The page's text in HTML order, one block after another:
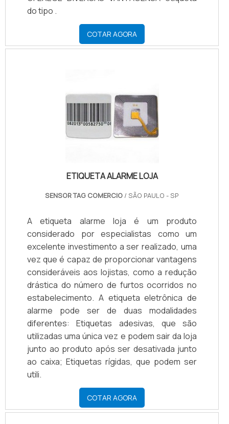
do tipo .
COTAR AGORA
ETIQUETA ALARME LOJA
SENSOR TAG COMERCIO / SÃO PAULO - SP
A etiqueta alarme loja é um produto
considerado por especialistas como um
excelente investimento a ser realizado, uma
vez que é capaz de proporcionar vantagens
consideráveis aos lojistas, como a redução
drástica do número de furtos ocorridos no
estabelecimento. A etiqueta eletrônica de
alarme pode ser de duas modalidades
diferentes: Etiquetas adesivas, que são
utilizadas uma única vez e podem sair da loja
junto ao produto após ser desativada junto
ao caixa; Etiquetas rígidas, que podem ser
utili.
COTAR AGORA